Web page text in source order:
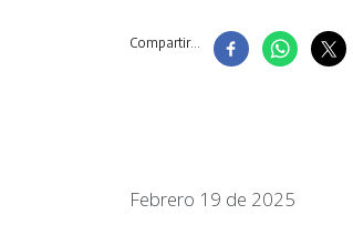
Compartir...
Febrero 19 de 2025